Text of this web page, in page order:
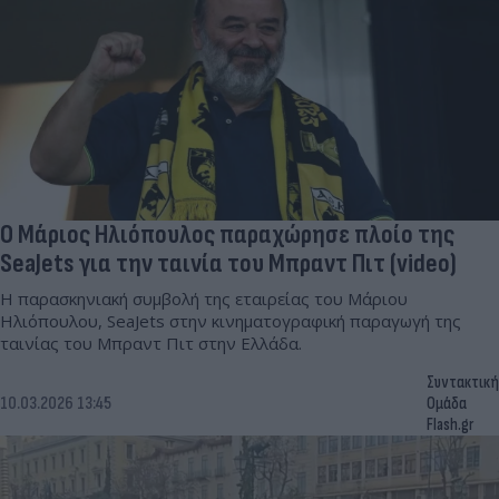
Ο Μάριος Ηλιόπουλος παραχώρησε πλοίο της
SeaJets για την ταινία του Μπραντ Πιτ (video)
Η παρασκηνιακή συμβολή της εταιρείας του Μάριου
Ηλιόπουλου, SeaJets στην κινηματογραφική παραγωγή της
ταινίας του Μπραντ Πιτ στην Ελλάδα.
10.03.2026 13:45
Συντακτική
Ομάδα
Flash.gr